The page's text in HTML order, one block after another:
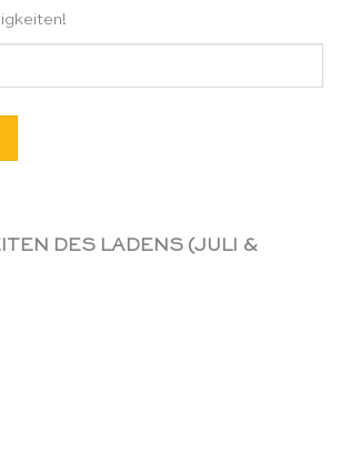
DES LADENS (JULI &